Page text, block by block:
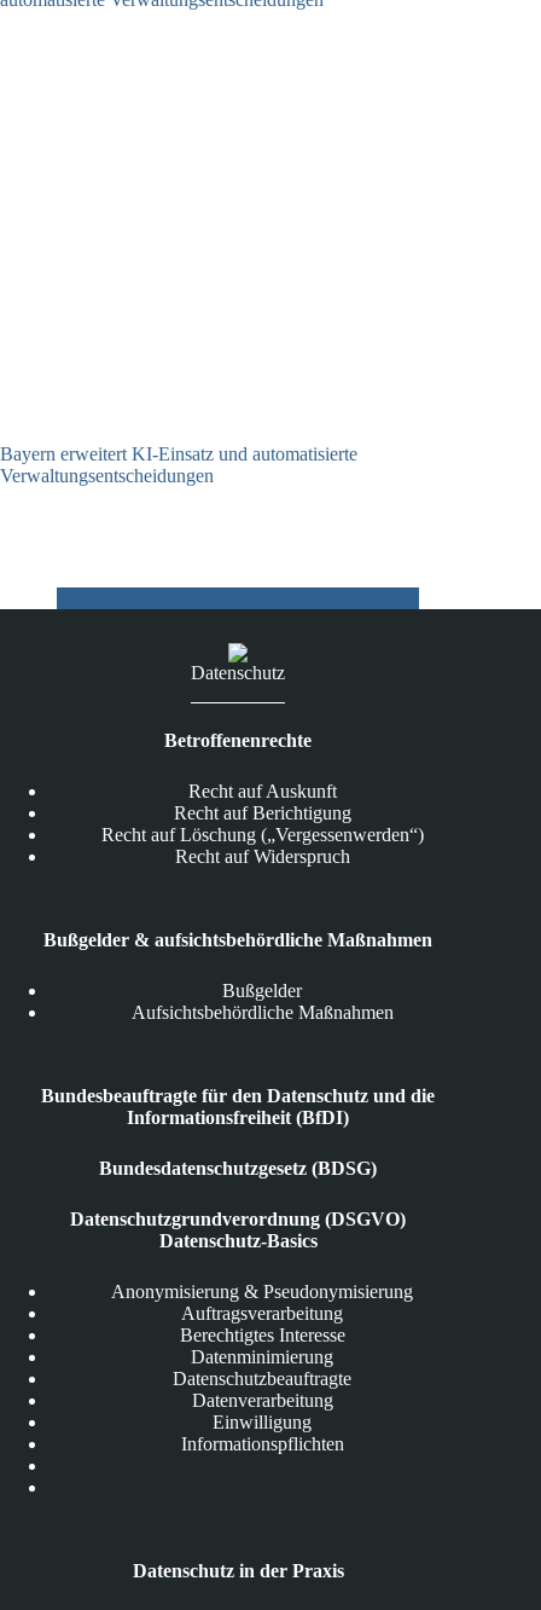
Bayern erweitert KI-Einsatz und automatisierte
Verwaltungsentscheidungen
Datenschutz
Betroffenenrechte
Recht auf Auskunft
Recht auf Berichtigung
Recht auf Löschung („Vergessenwerden“)
Recht auf Widerspruch
Bußgelder & aufsichtsbehördliche Maßnahmen
Bußgelder
Aufsichtsbehördliche Maßnahmen
Bundesbeauftragte für den Datenschutz und die
Informationsfreiheit (BfDI)
Bundesdatenschutzgesetz (BDSG)
Datenschutzgrundverordnung (DSGVO)
Datenschutz-Basics
Anonymisierung & Pseudonymisierung
Auftragsverarbeitung
Berechtigtes Interesse
Datenminimierung
Datenschutzbeauftragte
Datenverarbeitung
Einwilligung
Informationspflichten
Datenschutz in der Praxis